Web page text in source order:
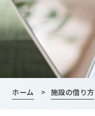
ホーム > 施設の借り方